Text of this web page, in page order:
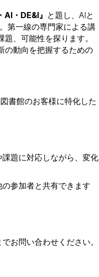
・DE&I』 と題し、AIと
第一線の専門家による講
、可能性を探ります。
の動向を把握するための
書館のお客様に特化した
題に対応しながら、変化
参加者と共有できます
お問い合わせください。